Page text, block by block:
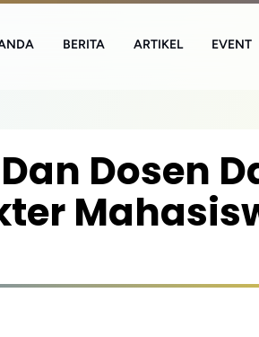
BERITA ARTIKEL EVENT
Dosen